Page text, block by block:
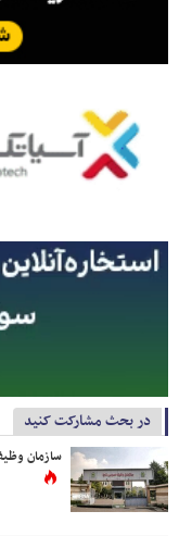
در بحث مشارکت کنید
سازمان